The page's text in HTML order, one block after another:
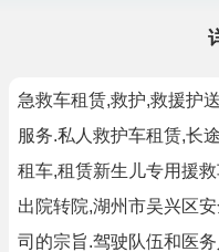
急救车租赁,救护,救援护
服务.私人救护车租赁,长
租车,租赁新生儿专用援
出院转院,湖州市吴兴区
司的宗旨.驾驶队伍和医